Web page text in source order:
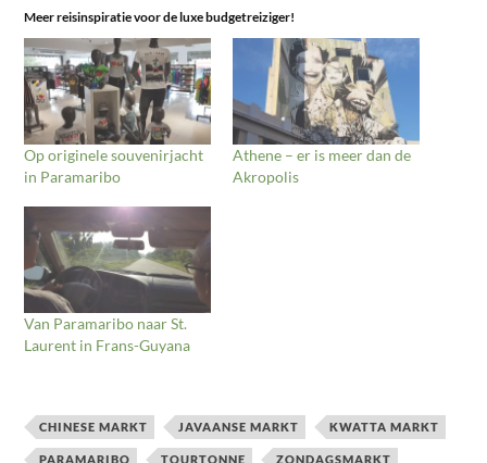
Meer reisinspiratie voor de luxe budgetreiziger!
Op originele souvenirjacht
in Paramaribo
Athene – er is meer dan de
Akropolis
Van Paramaribo naar St.
Laurent in Frans-Guyana
CHINESE MARKT JAVAANSE MARKT KWATTA MARKT
PARAMARIBO TOURTONNE ZONDAGSMARKT